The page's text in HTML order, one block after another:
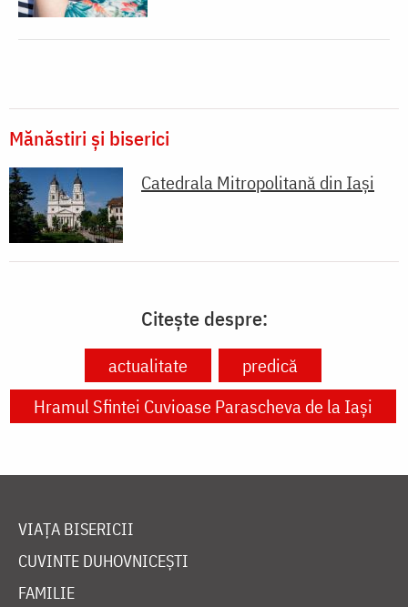
Mănăstiri și biserici
Catedrala Mitropolitană din Iaşi
Citește despre:
actualitate
predică
Hramul Sfintei Cuvioase Parascheva de la Iași
VIAȚA BISERICII
CUVINTE DUHOVNICEȘTI
FAMILIE